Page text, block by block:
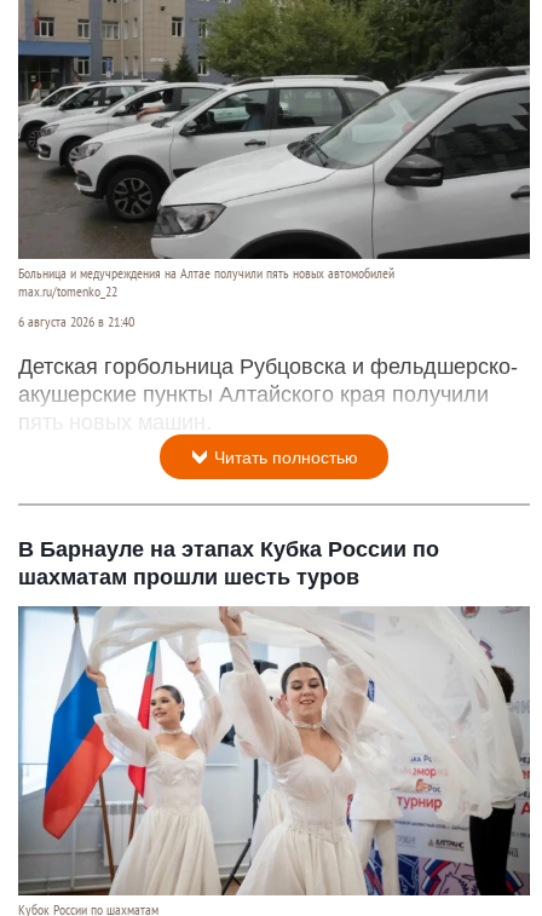
Больница и медучреждения на Алтае получили пять новых автомобилей
max.ru/tomenko_22
6 августа 2026 в 21:40
Детская горбольница Рубцовска и фельдшерско-
акушерские пункты Алтайского края получили
пять новых машин.
Читать полностью
В Барнауле на этапах Кубка России по
шахматам прошли шесть туров
Кубок России по шахматам